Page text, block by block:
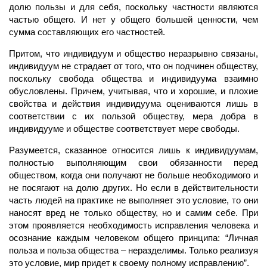
долю пользы и для себя, поскольку частности являются
частью общего. И нет у общего большей ценности, чем
сумма составляющих его частностей.
Притом, что индивидуум и общество неразрывно связаны,
индивидуум не страдает от того, что он подчинен обществу,
поскольку свобода общества и индивидуума взаимно
обусловлены. Причем, учитывая, что и хорошие, и плохие
свойства и действия индивидуума оцениваются лишь в
соответствии с их пользой обществу, мера добра в
индивидууме и обществе соответствует мере свободы.
Разумеется, сказанное относится лишь к индивидуумам,
полностью выполняющим свои обязанности перед
обществом, когда они получают не больше необходимого и
не посягают на долю других. Но если в действительности
часть людей на практике не выполняет это условие, то они
наносят вред не только обществу, но и самим себе. При
этом проявляется необходимость исправления человека и
осознание каждым человеком общего принципа: “Личная
польза и польза общества – неразделимы. Только реализуя
это условие, мир придет к своему полному исправлению”.